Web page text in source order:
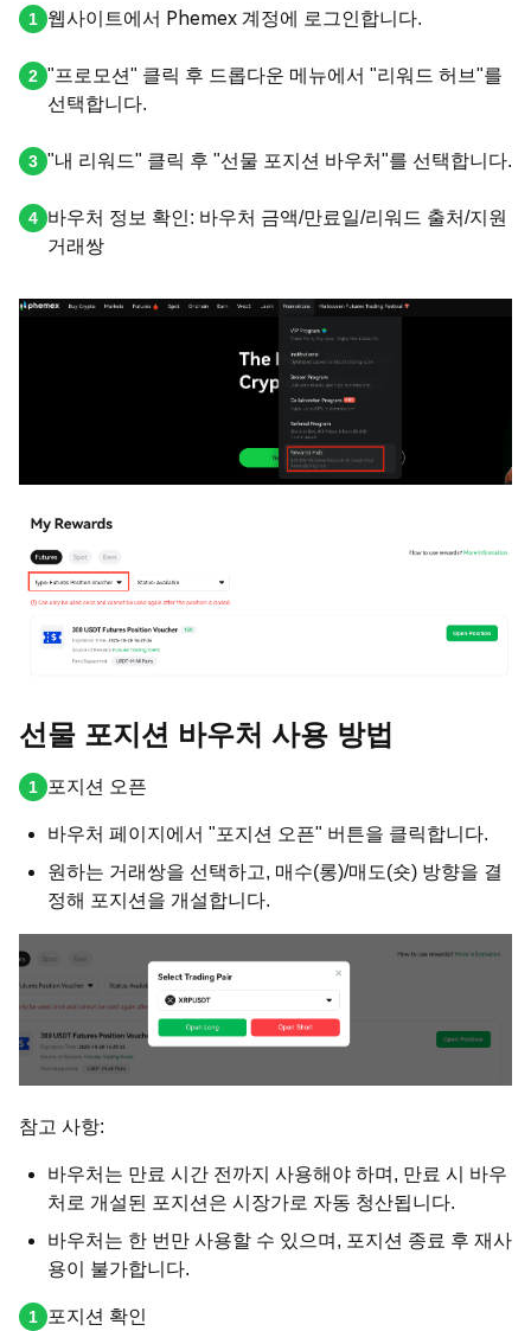
웹사이트에서 Phemex 계정에 로그인합니다.
"프로모션" 클릭 후 드롭다운 메뉴에서 "리워드 허브"를
선택합니다.
"내 리워드" 클릭 후 "선물 포지션 바우처"를 선택합니다.
바우처 정보 확인: 바우처 금액/만료일/리워드 출처/지원
거래쌍
선물 포지션 바우처 사용 방법
포지션 오픈
바우처 페이지에서 "포지션 오픈" 버튼을 클릭합니다.
원하는 거래쌍을 선택하고, 매수(롱)/매도(숏) 방향을 결
정해 포지션을 개설합니다.
참고 사항:
바우처는 만료 시간 전까지 사용해야 하며, 만료 시 바우
처로 개설된 포지션은 시장가로 자동 청산됩니다.
바우처는 한 번만 사용할 수 있으며, 포지션 종료 후 재사
용이 불가합니다.
포지션 확인